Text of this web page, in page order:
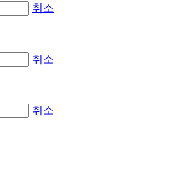
취소
취소
취소